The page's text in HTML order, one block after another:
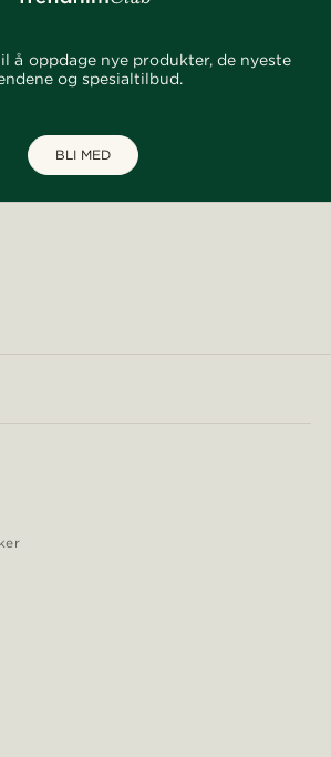
å oppdage nye produkter, de nyeste
og spesialtilbud.
BLI MED